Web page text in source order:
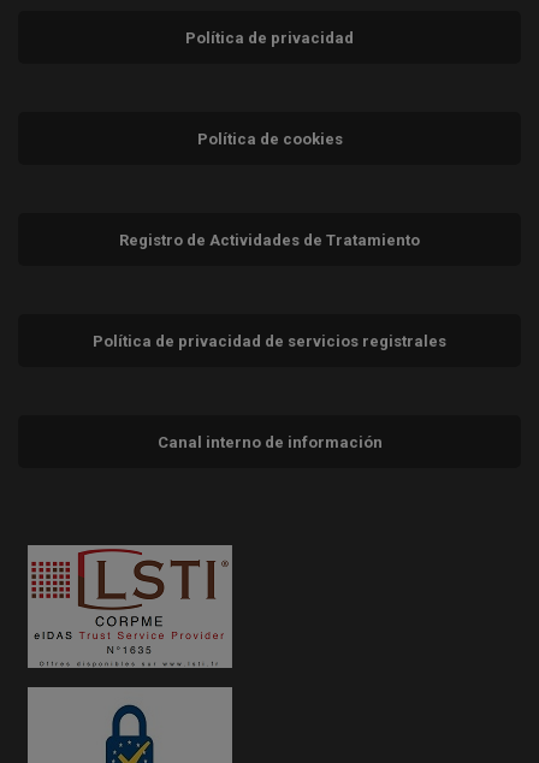
Política de privacidad
Política de cookies
Registro de Actividades de Tratamiento
Política de privacidad de servicios registrales
Canal interno de información